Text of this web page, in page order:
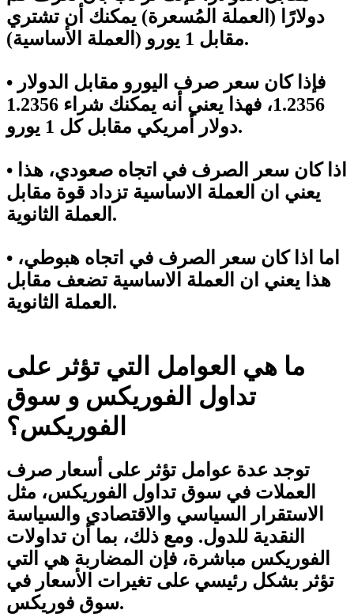
دولارًا (العملة المُسعرة) يمكنك أن تشتري
مقابل 1 يورو (العملة الأساسية).
• فإذا كان سعر صرف اليورو مقابل الدولار
1.2356، فهذا يعني أنه يمكنك شراء 1.2356
دولار أمريكي مقابل كل 1 يورو.
• اذا كان سعر الصرف في اتجاه صعودي، هذا
يعني ان العملة الاساسية تزداد قوة مقابل
العملة الثانوية.
• اما اذا كان سعر الصرف في اتجاه هبوطي،
هذا يعني ان العملة الاساسية تضعف مقابل
العملة الثانوية.
ما هي العوامل التي تؤثر على
تداول الفوريكس و سوق
الفوريكس؟
توجد عدة عوامل تؤثر على أسعار صرف
العملات في سوق تداول الفوريكس، مثل
الاستقرار السياسي والاقتصادي والسياسة
النقدية للدول. ومع ذلك، بما أن تداولات
الفوريكس مباشرة، فإن المضاربة هي التي
تؤثر بشكل رئيسي على تغيرات الأسعار في
سوق فوريكس.